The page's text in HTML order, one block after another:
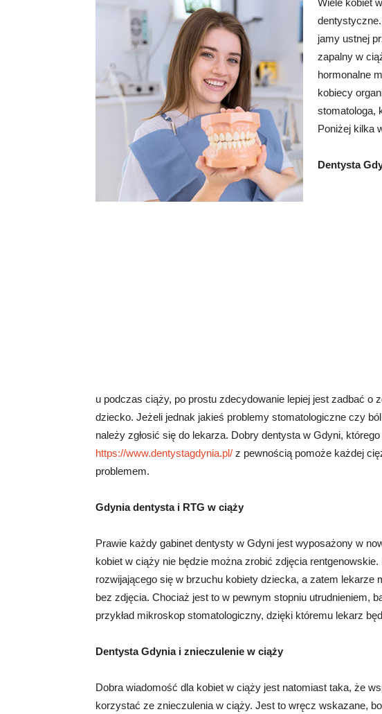
Wiele kobiet
jamy ustnej
zapalny w
hormonalne
kobiecy
stomatologa,
Poniżej kilka
Dentysta
u podczas ciąży, po prostu zdecydowanie lepiej jest zadbać o
dziecko. Jeżeli jednak jakieś problemy stomatologiczne czy
należy zgłosić się do lekarza. Dobry dentysta w Gdyni,
https://www.dentystagdynia.pl/ z pewnością pomoże każdej
problemem.
Gdynia dentysta i RTG w ciąży
Prawie każdy gabinet dentysty w Gdyni jest wyposażony w
kobiet w ciąży nie będzie można zrobić zdjęcia rentgenowskie.
rozwijającego się w brzuchu kobiety dziecka, a zatem
bez zdjęcia. Chociaż jest to w pewnym stopniu utrudnieniem,
przykład mikroskop stomatologiczny, dzięki któremu lekarz
Dentysta Gdynia i znieczulenie w ciąży
Dobra wiadomość dla kobiet w ciąży jest natomiast taka, że
korzystać ze znieczulenia w ciąży. Jest to wręcz wskazane,